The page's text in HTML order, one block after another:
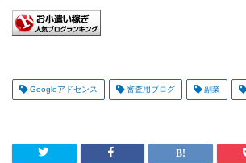
Googleアドセンス 審査用ブログ 副業